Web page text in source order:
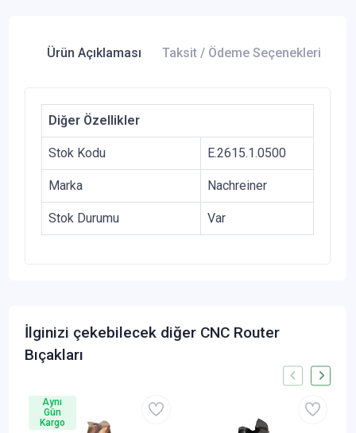
Ürün Açıklaması Taksit / Ödeme Seçenekleri
Diğer Özellikler
Stok Kodu E.2615.1.0500
Marka Nachreiner
Stok Durumu Var
İlginizi çekebilecek diğer CNC Router
Bıçakları
Aynı
Gün
Kargo